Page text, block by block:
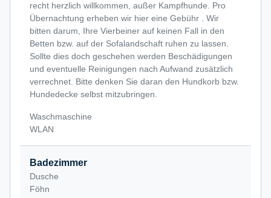
recht herzlich willkommen, außer Kampfhunde. Pro
Übernachtung erheben wir hier eine Gebühr . Wir
bitten darum, Ihre Vierbeiner auf keinen Fall in den
Betten bzw. auf der Sofalandschaft ruhen zu lassen.
Sollte dies doch geschehen werden Beschädigungen
und eventuelle Reinigungen nach Aufwand zusätzlich
verrechnet. Bitte denken Sie daran den Hundkorb bzw.
Hundedecke selbst mitzubringen.
Waschmaschine
WLAN
Badezimmer
Dusche
Föhn